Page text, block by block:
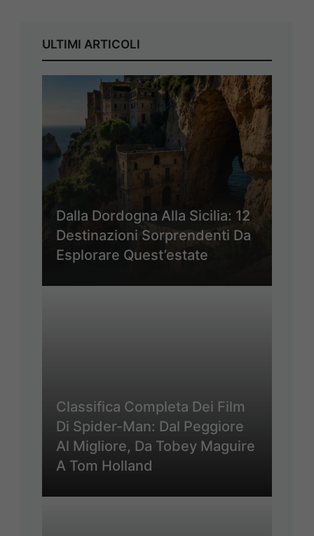
ULTIMI ARTICOLI
Dalla Dordogna Alla Sicilia: 12
Destinazioni Sorprendenti Da
Esplorare Quest’estate
Classifica Completa Dei Film
Di Spider-Man: Dal Peggiore
Al Migliore, Da Tobey Maguire
A Tom Holland